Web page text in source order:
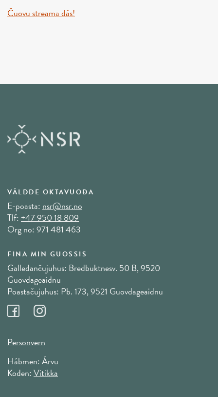
Čuovu streama dás!
VÁLDDE OKTAVUOĐA
E-poasta:nsr@nsr.no
Tlf:+47 950 18 809
Org no: 971 481 463
FINA MIN GUOSSIS
Galledančujuhus: Bredbuktnesv. 50 B, 9520
Guovdageaidnu
Poastačujuhus: Pb. 173, 9521 Guovdageaidnu
Personvern
Hábmen:Árvu
Koden:Vitikka